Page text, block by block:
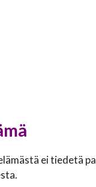
ei tiedetä